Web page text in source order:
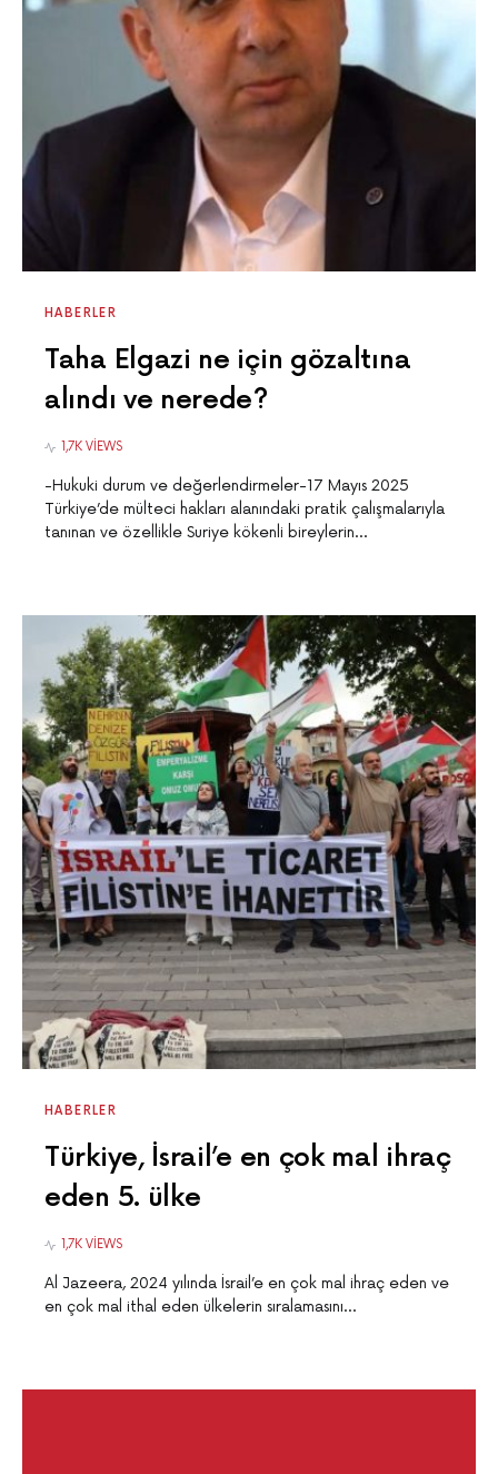
HABERLER
Taha Elgazi ne için gözaltına
alındı ve nerede?
1,7K VIEWS
-Hukuki durum ve değerlendirmeler-17 Mayıs 2025
Türkiye’de mülteci hakları alanındaki pratik çalışmalarıyla
tanınan ve özellikle Suriye kökenli bireylerin…
HABERLER
Türkiye, İsrail’e en çok mal ihraç
eden 5. ülke
1,7K VIEWS
Al Jazeera, 2024 yılında İsrail’e en çok mal ihraç eden ve
en çok mal ithal eden ülkelerin sıralamasını…